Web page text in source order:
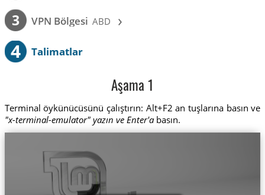
3 VPN Bölgesi ABD ›
4 Talimatlar
Aşama 1
Terminal öykünücüsünü çalıştırın: Alt+F2 an tuşlarına basın ve
"x-terminal-emulator" yazın ve Enter'abasın.